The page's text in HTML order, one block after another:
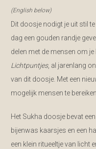
(English below)
Dit doosje nodigt je uit stil
dag een gouden randje
delen met de mensen om
Lichtpuntjes, al jarenlang
van dit doosje. Met een
mogelijk mensen te
Het Sukha doosje bevat
bijenwas kaarsjes en een
een klein ritueeltje van licht